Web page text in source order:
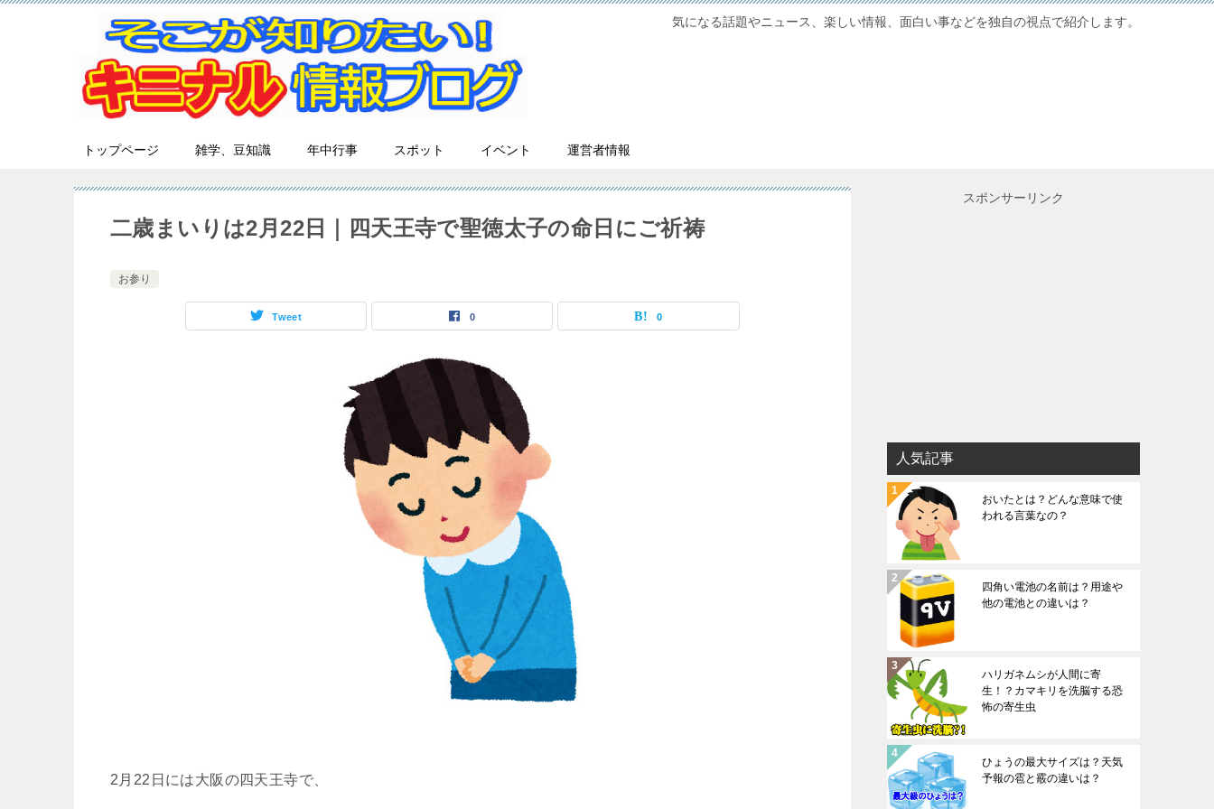
気になる話題やニュース、楽しい情報、面白い事などを独自の視点で紹介します。
トップページ 雑学、豆知識 年中行事 スポット イベント 運営者情報
二歳まいりは2月22日｜四天王寺で聖徳太子の命日にご祈祷
お参り
Tweet 0 0
2月22日には大阪の四天王寺で、
スポンサーリンク
人気記事
おいたとは？どんな意味で使
われる言葉なの？
四角い電池の名前は？用途や
他の電池との違いは？
ハリガネムシが人間に寄
生！？カマキリを洗脳する恐
怖の寄生虫
ひょうの最大サイズは？天気
予報の雹と霰の違いは？